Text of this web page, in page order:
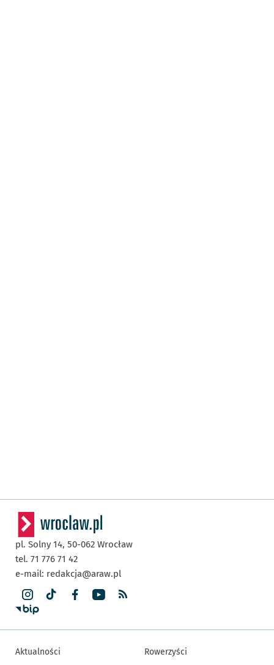
pl. Solny 14, 50-062 Wrocław
tel. 71 776 71 42
e-mail: redakcja@araw.pl
Aktualności Rowerzyści